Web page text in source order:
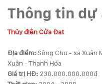
Thông tin dự
Thủy điện Cửa Đạt
Địa điểm: Sông Chu - xã Xuân
Giá trị HĐ: 230.000.000.000đ